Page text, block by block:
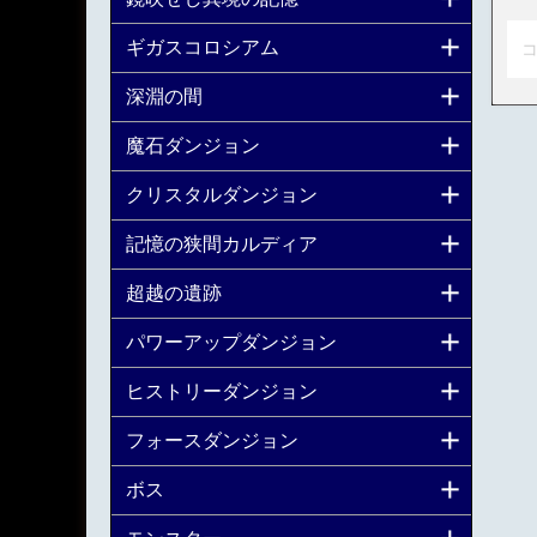
ギガスコロシアム
深淵の間
魔石ダンジョン
クリスタルダンジョン
記憶の狭間カルディア
超越の遺跡
パワーアップダンジョン
ヒストリーダンジョン
フォースダンジョン
ボス